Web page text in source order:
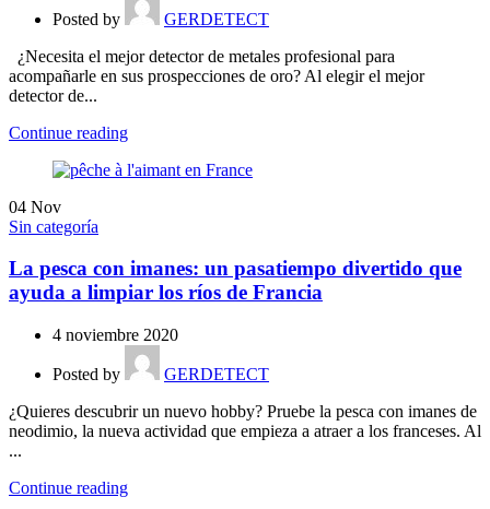
Posted by
GERDETECT
¿Necesita el mejor detector de metales profesional para
acompañarle en sus prospecciones de oro? Al elegir el mejor
detector de...
Continue reading
04 Nov
Sin categoría
La pesca con imanes: un pasatiempo divertido que
ayuda a limpiar los ríos de Francia
4 noviembre 2020
Posted by
GERDETECT
¿Quieres descubrir un nuevo hobby? Pruebe la pesca con imanes de
neodimio, la nueva actividad que empieza a atraer a los franceses. Al
...
Continue reading